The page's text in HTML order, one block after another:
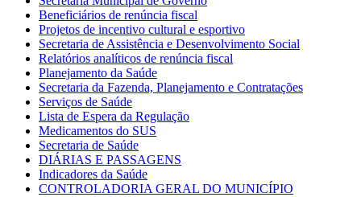
Beneficiários de renúncia fiscal
Projetos de incentivo cultural e esportivo
Secretaria de Assistência e Desenvolvimento Social
Relatórios analíticos de renúncia fiscal
Planejamento da Saúde
Secretaria da Fazenda, Planejamento e Contratações
Serviços de Saúde
Lista de Espera da Regulação
Medicamentos do SUS
Secretaria de Saúde
DIÁRIAS E PASSAGENS
Indicadores da Saúde
CONTROLADORIA GERAL DO MUNICÍPIO